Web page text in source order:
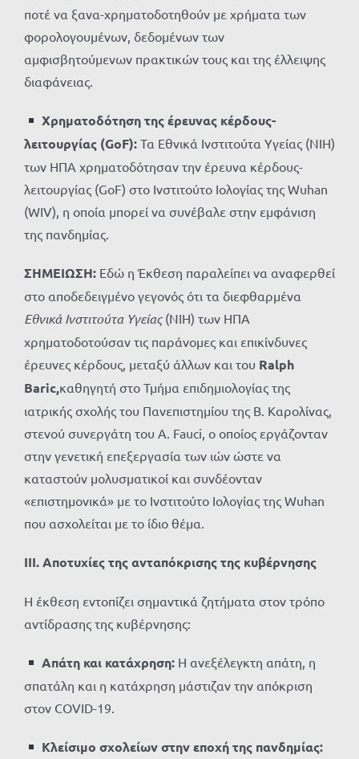
ποτέ να ξανα-χρηματοδοτηθούν με χρήματα των
φορολογουμένων, δεδομένων των
αμφισβητούμενων πρακτικών τους και της έλλειψης
διαφάνειας.
Χρηματοδότηση της έρευνας κέρδους-
λειτουργίας (GoF): Τα Εθνικά Ινστιτούτα Υγείας (NIH)
των ΗΠΑ χρηματοδότησαν την έρευνα κέρδους-
λειτουργίας (GoF) στο Ινστιτούτο Ιολογίας της Wuhan
(WIV), η οποία μπορεί να συνέβαλε στην εμφάνιση
της πανδημίας.
ΣΗΜΕΙΩΣΗ: Εδώ η Έκθεση παραλείπει να αναφερθεί
στο αποδεδειγμένο γεγονός ότι τα διεφθαρμένα
Εθνικά Ινστιτούτα Υγείας(NIH) των ΗΠΑ
χρηματοδοτούσαν τις παράνομες και επικίνδυνες
έρευνες κέρδους, μεταξύ άλλων και του Ralph
Baric,καθηγητή στο Τμήμα επιδημιολογίας της
ιατρικής σχολής του Πανεπιστημίου της Β. Καρολίνας,
στενού συνεργάτη του A. Fauci, ο οποίος εργάζονταν
στην γενετική επεξεργασία των ιών ώστε να
καταστούν μολυσματικοί και συνδέονταν
«επιστημονικά» με το Ινστιτούτο Ιολογίας της Wuhan
που ασχολείται με το ίδιο θέμα.
III. Αποτυχίες της ανταπόκρισης της κυβέρνησης
Η έκθεση εντοπίζει σημαντικά ζητήματα στον τρόπο
αντίδρασης της κυβέρνησης:
Απάτη και κατάχρηση: Η ανεξέλεγκτη απάτη, η
σπατάλη και η κατάχρηση μάστιζαν την απόκριση
στον COVID-19.
Κλείσιμο σχολείων στην εποχή της πανδημίας: